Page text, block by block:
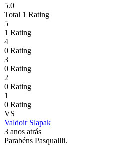
5.0
Total 1 Rating
5
1 Rating
4
0 Rating
3
0 Rating
2
0 Rating
1
0 Rating
VS
Valdoir Slapak
3 anos atrás
Parabéns Pasquallli.